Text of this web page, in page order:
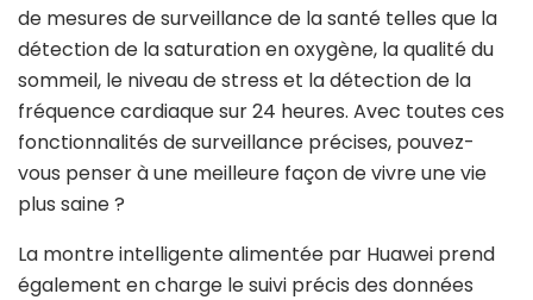
de mesures de surveillance de la santé telles que la
détection de la saturation en oxygène, la qualité du
sommeil, le niveau de stress et la détection de la
fréquence cardiaque sur 24 heures. Avec toutes ces
fonctionnalités de surveillance précises, pouvez-
vous penser à une meilleure façon de vivre une vie
plus saine ?
La montre intelligente alimentée par Huawei prend
également en charge le suivi précis des données